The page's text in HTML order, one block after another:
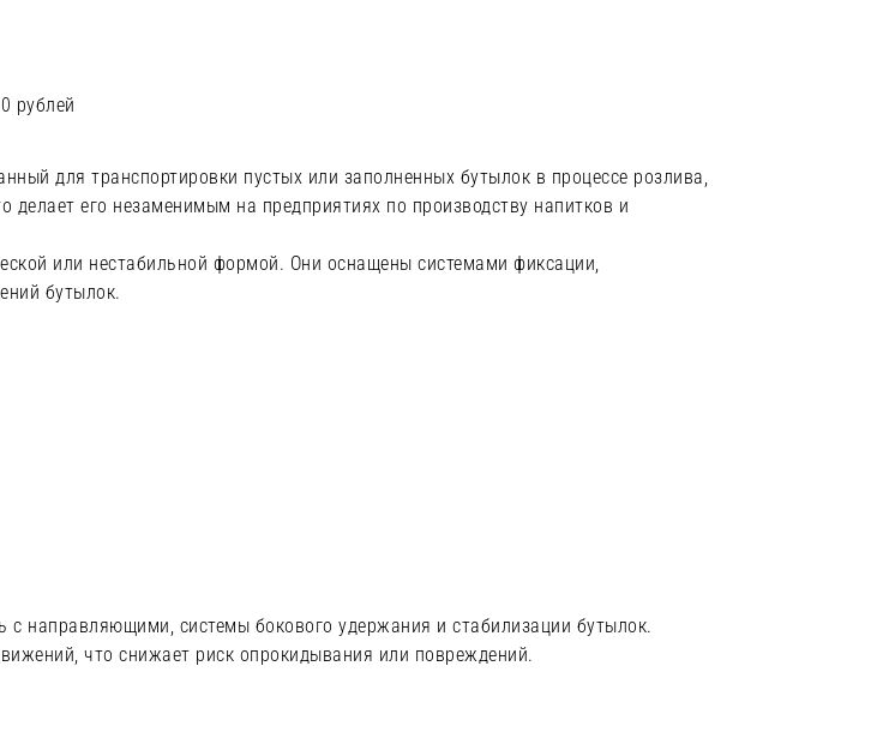
рублей
для транспортировки пустых или заполненных бутылок в процессе розлива,
его незаменимым на предприятиях по производству напитков и
или нестабильной формой. Они оснащены системами фиксации,
бутылок.
направляющими, системы бокового удержания и стабилизации бутылок.
что снижает риск опрокидывания или повреждений.